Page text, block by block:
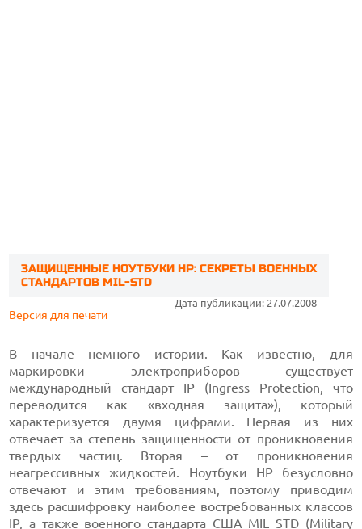
ЗАЩИЩЕННЫЕ НОУТБУКИ HP: СЕКРЕТЫ ВОЕННЫХ
СТАНДАРТОВ MIL-STD
Дата публикации: 27.07.2008
Версия для печати
В начале немного истории. Как известно, для
маркировки электроприборов существует
международный стандарт IP (Ingress Protection, что
переводится как «входная защита»), который
характеризуется двумя цифрами. Первая из них
отвечает за степень защищенности от проникновения
твердых частиц. Вторая – от проникновения
неагрессивных жидкостей. Ноутбуки HP безусловно
отвечают и этим требованиям, поэтому приводим
здесь расшифровку наиболее востребованных классов
IP, а также военного стандарта США MIL STD (Military